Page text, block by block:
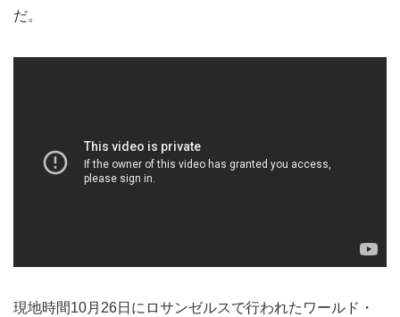
だ。
現地時間10月26日にロサンゼルスで行われたワールド・